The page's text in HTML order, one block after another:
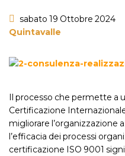
sabato 19 Ottobre 2024
Quintavalle
Il processo che permette a
Certificazione
migliorare l’organizzazione
l’efficacia dei processi
certificazione ISO 9001